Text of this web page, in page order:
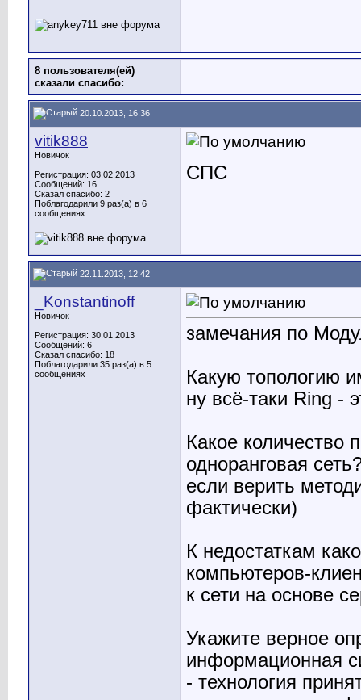
8 пользователя(ей)
сказали cпасибо:
20.10.2013, 16:36
vitik888
Новичок
Регистрация: 03.02.2013
Сообщений: 16
Сказал спасибо: 2
Поблагодарили 9 раз(а) в 6
сообщениях
СПС
22.11.2013, 12:42
_Konstantinoff
Новичок
Регистрация: 30.01.2013
Сообщений: 6
Сказал спасибо: 18
Поблагодарили 35 раз(а) в 5
сообщениях
замечания по
Какую топологию
ну всё-таки Ring -
Какое количество
одноранговая
если верить
фактически)
К недостаткам
компьютеров-
к сети на основе
Укажите верное
информационная
- технология